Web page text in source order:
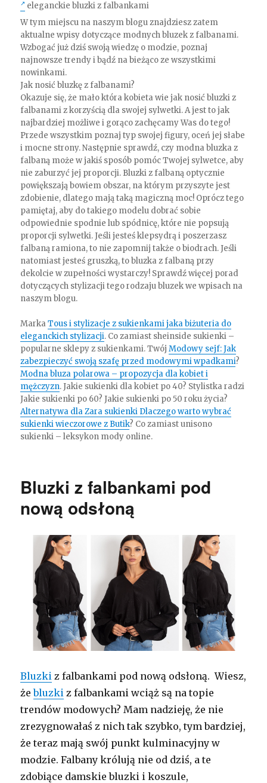
eleganckie bluzki z falbankami
W tym miejscu na naszym blogu znajdziesz zatem
aktualne wpisy dotyczące modnych bluzek z falbanami.
Wzbogać już dziś swoją wiedzę o modzie, poznaj
najnowsze trendy i bądź na bieżąco ze wszystkimi
nowinkami.
Jak nosić bluzkę z falbanami?
Okazuje się, że mało która kobieta wie jak nosić bluzki z
falbanami z korzyścią dla swojej sylwetki. A jest to jak
najbardziej możliwe i gorąco zachęcamy Was do tego!
Przede wszystkim poznaj typ swojej figury, oceń jej słabe
i mocne strony. Następnie sprawdź, czy modna bluzka z
falbaną może w jakiś sposób pomóc Twojej sylwetce, aby
nie zaburzyć jej proporcji. Bluzki z falbaną optycznie
powiększają bowiem obszar, na którym przyszyte jest
zdobienie, dlatego mają taką magiczną moc! Oprócz tego
pamiętaj, aby do takiego modelu dobrać sobie
odpowiednie spodnie lub spódnicę, które nie popsują
proporcji sylwetki. Jeśli jesteś klepsydrą i poszerzasz
falbaną ramiona, to nie zapomnij także o biodrach. Jeśli
natomiast jesteś gruszką, to bluzka z falbaną przy
dekolcie w zupełności wystarczy! Sprawdź więcej porad
dotyczących stylizacji tego rodzaju bluzek we wpisach na
naszym blogu.
MarkaTous i stylizacje z sukienkami jaka biżuteria do
eleganckich stylizacji. Co zamiast sheinside sukienki –
popularne sklepy z sukienkami. TwójModowy sejf: Jak
zabezpieczyć swoją szafę przed modowymi wpadkami?
Modna bluza polarowa – propozycja dla kobiet i
mężczyzn. Jakie sukienki dla kobiet po 40? Stylistka radzi
Jakie sukienki po 60? Jakie sukienki po 50 roku życia?
Alternatywa dla Zara sukienki Dlaczego warto wybrać
sukienki wieczorowe z Butik? Co zamiast unisono
sukienki – leksykon mody online.
Bluzki z falbankami pod
nową odsłoną
Bluzki z falbankami pod nową odsłoną. Wiesz,
żebluzki z falbankami wciąż są na topie
trendów modowych? Mam nadzieję, że nie
zrezygnowałaś z nich tak szybko, tym bardziej,
że teraz mają swój punkt kulminacyjny w
modzie. Falbany królują nie od dziś, a te
zdobiące damskie bluzki i koszule,